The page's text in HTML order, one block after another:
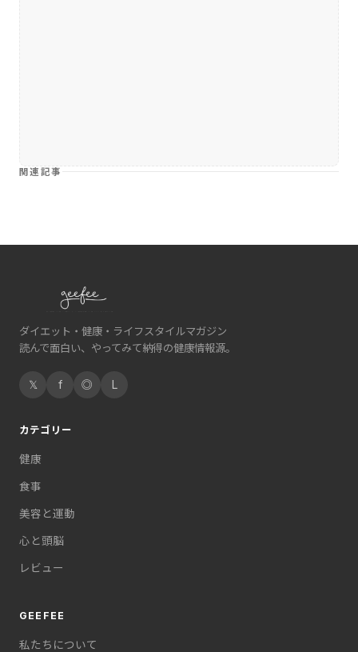
関連記事
ダイエット・健康・ライフスタイルマガジン
読んで面白い、やってみて納得の健康情報源。
𝕏 f ◎ L
カテゴリー
健康
食事
美容と運動
心と頭脳
レビュー
GEEFEE
私たちについて